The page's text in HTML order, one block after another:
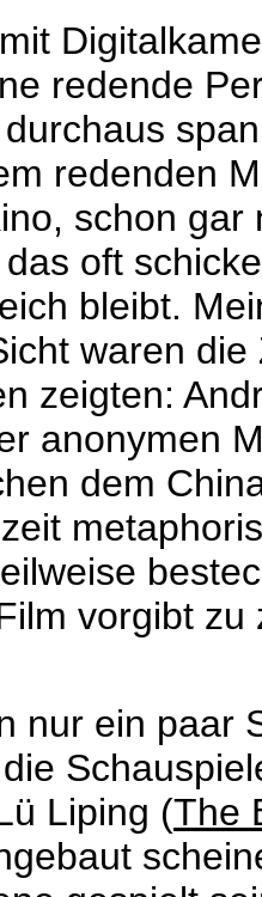
redende
redenden
schon
oft
bleibt.
waren
zeigten:
anonymen
dem
vorgibt
nur ein paar
Liping (The